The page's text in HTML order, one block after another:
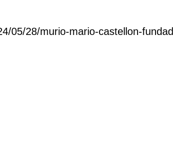
05/28/murio-mario-castellon-